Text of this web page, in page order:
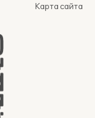
Карта сайта